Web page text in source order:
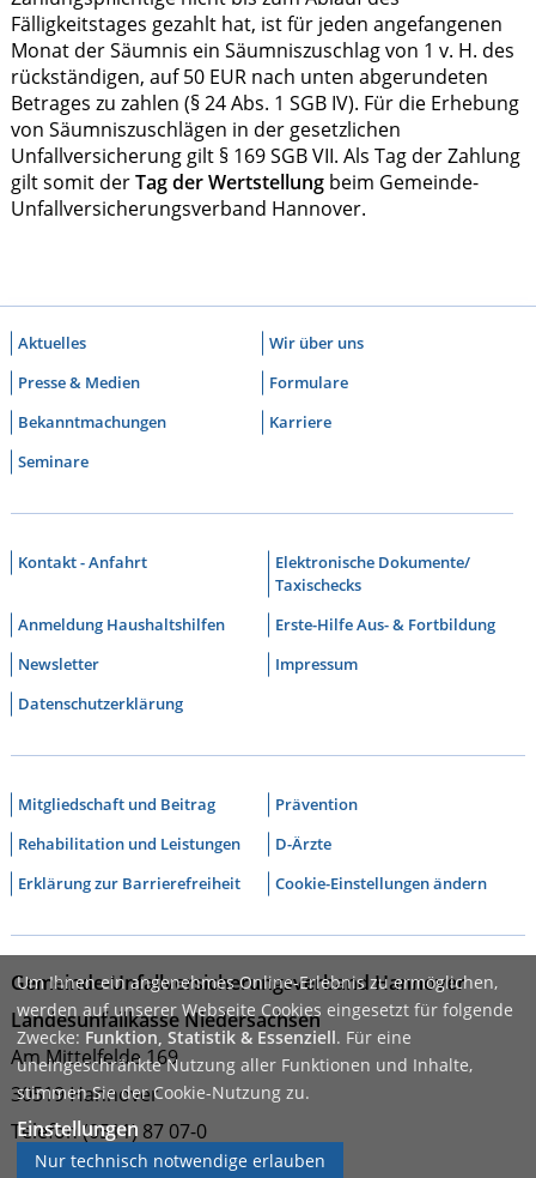
Fälligkeitstages gezahlt hat, ist für jeden angefangenen
Monat der Säumnis ein Säumniszuschlag von 1 v. H. des
rückständigen, auf 50 EUR nach unten abgerundeten
Betrages zu zahlen (§ 24 Abs. 1 SGB IV). Für die Erhebung
von Säumniszuschlägen in der gesetzlichen
Unfallversicherung gilt § 169 SGB VII. Als Tag der Zahlung
gilt somit derTag der Wertstellungbeim Gemeinde-
Unfallversicherungsverband Hannover.
Aktuelles
Wir über uns
Presse & Medien
Formulare
Bekanntmachungen
Karriere
Seminare
Kontakt - Anfahrt
Elektronische Dokumente/
Taxischecks
Anmeldung Haushaltshilfen
Erste-Hilfe Aus- & Fortbildung
Newsletter
Impressum
Datenschutzerklärung
Mitgliedschaft und Beitrag
Prävention
Rehabilitation und Leistungen
D-Ärzte
Erklärung zur Barrierefreiheit
Cookie-Einstellungen ändern
Gemeinde-Unfallversicherungsverband Hannover
Landesunfallkasse Niedersachsen
Am Mittelfelde 169
30519 Hannover
Telefon (0511) 87 07-0
Um Ihnen ein angenehmes Online-Erlebnis zu ermöglichen,
werden auf unserer Webseite Cookies eingesetzt für folgende
Zwecke: Funktion, Statistik & Essenziell. Für eine
uneingeschränkte Nutzung aller Funktionen und Inhalte,
stimmen Sie der Cookie-Nutzung zu.
Einstellungen
Nur technisch notwendige erlauben